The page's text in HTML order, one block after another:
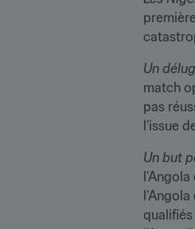
Un
match
pas
l’issue
Un but